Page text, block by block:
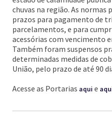
chuvas na região. As normas
prazos para pagamento de
parcelamentos, e para
acessórias com vencimento
Também foram suspensos
determinadas medidas de
União, pelo prazo de até 90
Acesse as Portarias aqui e